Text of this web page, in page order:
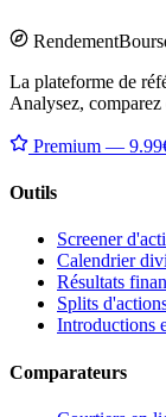
Rendement
La plateforme de
Analysez,
Premium —
Outils
Screener
Calendrier
Résultats
Splits
Introductions
Comparateurs